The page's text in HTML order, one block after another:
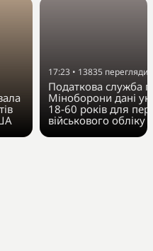
17:23 • 13835 перегляди
Податкова служба
Міноборони дані
18-60 років для
військового обліку